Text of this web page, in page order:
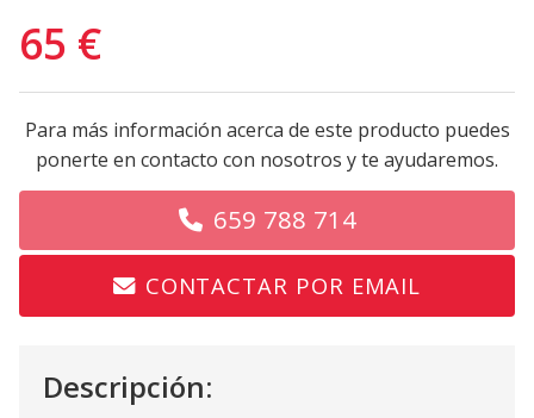
65 €
Para más información acerca de este producto puedes
ponerte en contacto con nosotros y te ayudaremos.
659 788 714
CONTACTAR POR EMAIL
Descripción: